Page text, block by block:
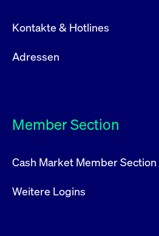
Kontakte & Hotlines
Adressen
Member Section
Cash Market Member Section
Weitere Logins